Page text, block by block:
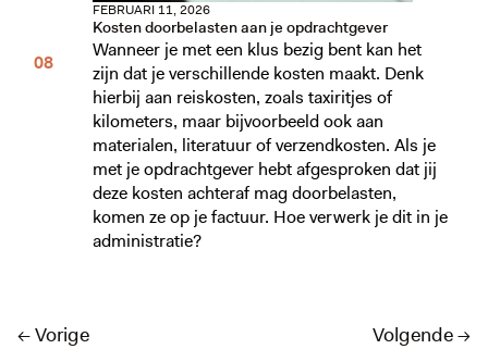
FEBRUARI 11, 2026
Kosten doorbelasten aan je opdrachtgever
Wanneer je met een klus bezig bent kan het
zijn dat je verschillende kosten maakt. Denk
hierbij aan reiskosten, zoals taxiritjes of
kilometers, maar bijvoorbeeld ook aan
materialen, literatuur of verzendkosten. Als je
met je opdrachtgever hebt afgesproken dat jij
deze kosten achteraf mag doorbelasten,
komen ze op je factuur. Hoe verwerk je dit in je
administratie?
← Vorige Volgende →